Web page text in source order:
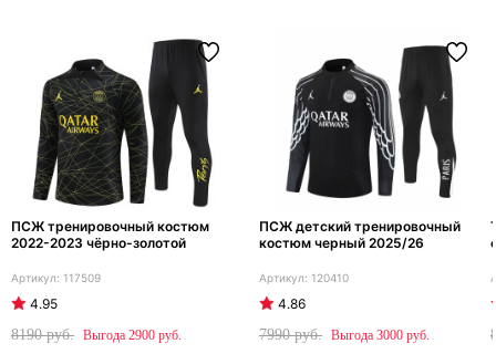
ПСЖ тренировочный костюм
2022-2023 чёрно-золотой
117509
4.95
8190
2900
ПСЖ детский тренировочный
костюм черный 2025/26
120410
4.86
7990
3000